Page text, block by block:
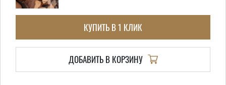
КУПИТЬ В 1 КЛИК
ДОБАВИТЬ В КОРЗИНУ